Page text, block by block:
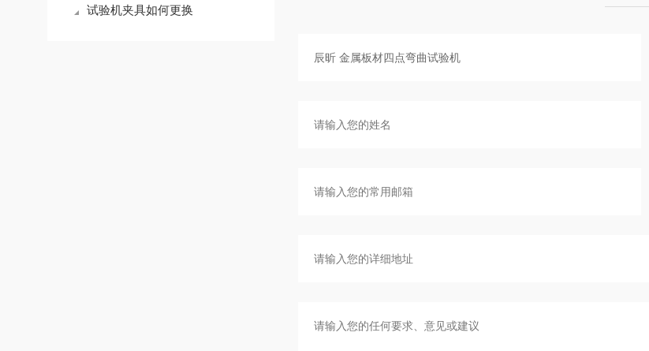
试验机夹具如何更换